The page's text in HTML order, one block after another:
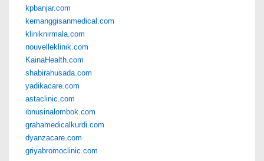
kpbanjar.com
kemanggisanmedical.com
kliniknirmala.com
nouvelleklinik.com
KainaHealth.com
shabirahusada.com
yadikacare.com
astaclinic.com
ibnusinalombok.com
grahamedicalkurdi.com
dyanzacare.com
griyabromoclinic.com